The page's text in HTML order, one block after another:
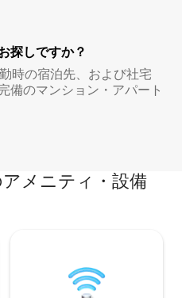
探しですか？
時の宿泊先、および社宅
備のマンション・アパート
メニティ・設備